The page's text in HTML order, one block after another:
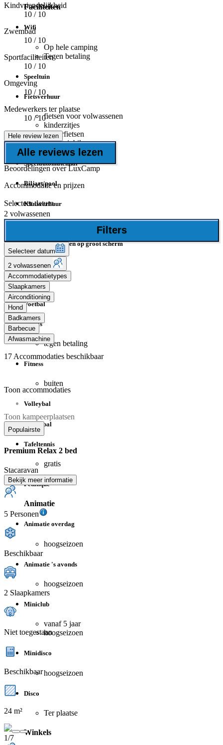
Faciliteiten
Wifi
Op hele camping
Tegen betaling
Speeltuin
Fietsverhuur
fietsen voor volwassenen
kinderzitjes
kinderfietsen
mountainbikes
Speelautomatenhal
Biljart/pool
Kluisverhuur
Sportevenementen op groot scherm
Vissen
Sport
Voetbal
Tennis
tegen betaling
Fitness
buiten
Volleybal
Basketbal
Tafeltennis
gratis
Petanque
Animatie
Animatie overdag
hoogseizoen
Animatie 's avonds
hoogseizoen
Miniclub
vanaf 5 jaar
hoogseizoen
Minidisco
hoogseizoen
Disco
Ter plaatse
Winkels
Kindvriendelijkheid
10 / 10
Zwembad
10 / 10
Sportfaciliteiten
10 / 10
Omgeving
10 / 10
Medewerkers ter plaatse
10 / 10
Hele review lezen
Alle reviews lezen
Beoordelingen over LuxCamp
Accommodatie en prijzen
Selecteer datum
2 volwassenen
Filters
Selecteer datum
2 volwassenen
Accommodatietypes
Slaapkamers
Airconditioning
Hond
Badkamers
Barbecue
Afwasmachine
17 Accommodaties beschikbaar
Toon accommodaties
Toon kampeerplaatsen
Populairste
Premium Relax 2 bed
Stacaravan
Bekijk meer informatie
5 Personen
Beschikbaar
2 Slaapkamers
Niet toegestaan
Beschikbaar
24 m²
1/7